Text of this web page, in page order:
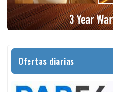
Ofertas diarias